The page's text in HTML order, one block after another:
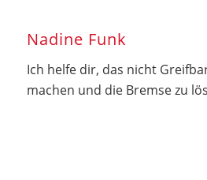
Nadine Funk
Ich helfe dir, das nicht
machen und die Bremse zu